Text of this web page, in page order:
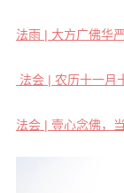
法雨 | 大方广佛华
法会 | 农历十一月
法会 | 壹心念佛，